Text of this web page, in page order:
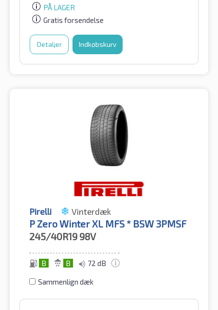
PÅ LAGER
Gratis forsendelse
Detaljer Indkøbskurv
Pirelli Vinterdæk
P Zero Winter XL MFS * BSW 3PMSF
245/40R19 98V
B B 72 dB
Sammenlign dæk